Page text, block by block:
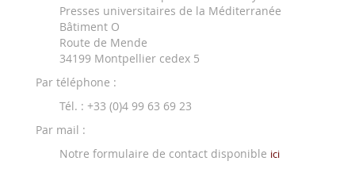
Presses universitaires de la Méditerranée
Bâtiment O
Route de Mende
34199 Montpellier cedex 5
Par téléphone :
Tél. : +33 (0)4 99 63 69 23
Par mail :
Notre formulaire de contact disponible ici